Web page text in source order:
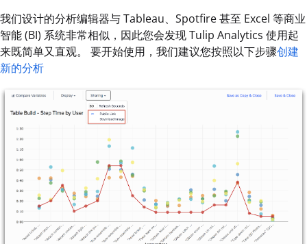
我们设计的分析编辑器与 Tableau、Spotfire 甚至 Excel 等商业
智能 (BI) 系统非常相似，因此您会发现 Tulip Analytics 使用起
来既简单又直观。 要开始使用，我们建议您按照以下步骤创建
新的分析